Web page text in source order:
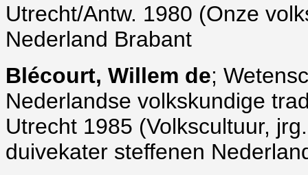
Utrecht/Antw. 1980 (Onze
Nederland Brabant
Blécourt, Willem de;
Nederlandse volkskundige
Utrecht 1985 (Volkscultuur,
duivekater steffenen